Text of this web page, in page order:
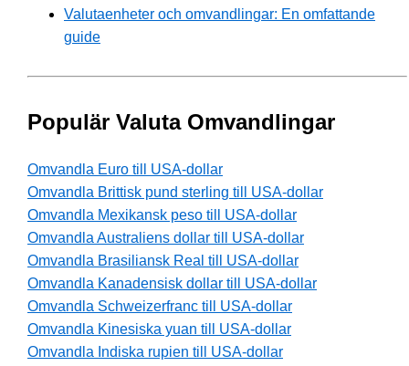
Valutaenheter och omvandlingar: En omfattande
guide
Populär Valuta Omvandlingar
Omvandla Euro till USA-dollar
Omvandla Brittisk pund sterling till USA-dollar
Omvandla Mexikansk peso till USA-dollar
Omvandla Australiens dollar till USA-dollar
Omvandla Brasiliansk Real till USA-dollar
Omvandla Kanadensisk dollar till USA-dollar
Omvandla Schweizerfranc till USA-dollar
Omvandla Kinesiska yuan till USA-dollar
Omvandla Indiska rupien till USA-dollar